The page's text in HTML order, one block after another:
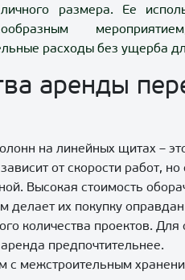
размера. Ее
расходы без ущерба
аренды
на линейных щитах –
от скорости работ,
Высокая стоимость
делает их покупку
количества проектов. Для
предпочтительнее.
с межстроительным